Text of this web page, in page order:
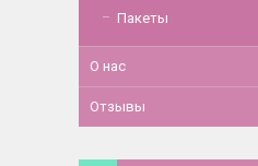
Пакеты
О нас
Отзывы